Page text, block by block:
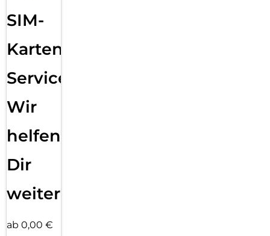
SIM-
Karten
Service:
Wir
helfen
Dir
weiter
ab 0,00 €